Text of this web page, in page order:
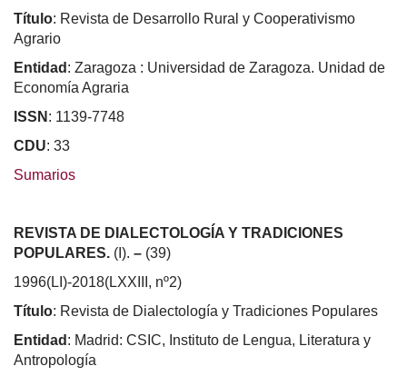
Título: Revista de Desarrollo Rural y Cooperativismo
Agrario
Entidad : Zaragoza : Universidad de Zaragoza. Unidad de
Economía Agraria
ISSN : 1139-7748
CDU: 33
Sumarios
REVISTA DE DIALECTOLOGÍA Y TRADICIONES
POPULARES. (I). – (39)
1996(LI)-2018(LXXIII, nº2)
Título: Revista de Dialectología y Tradiciones Populares
Entidad : Madrid: CSIC, Instituto de Lengua, Literatura y
Antropología